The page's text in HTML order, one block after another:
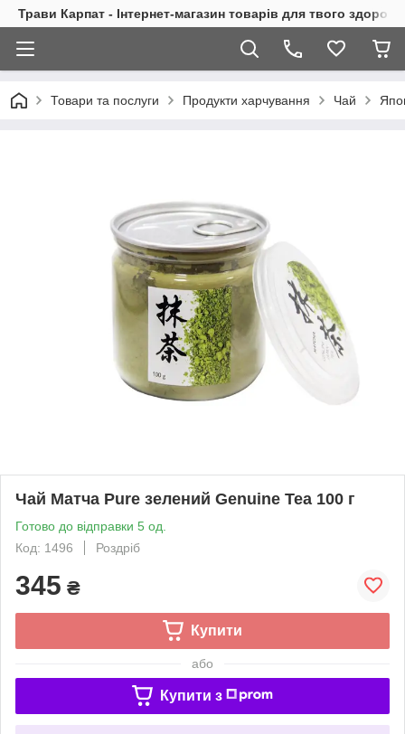
Трави Карпат - Інтернет-магазин товарів для твого
Товари та послуги Продукти харчування Чай
Чай Матча Pure зелений Genuine Tea 100 г
Готово до відправки 5 од.
Код: 1496
Роздріб
345 ₴
Купити
або
Купити з